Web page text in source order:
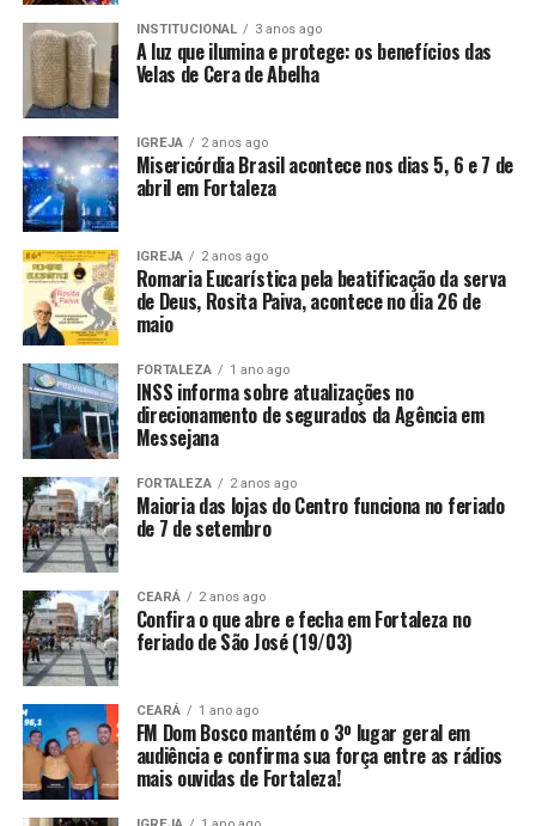
INSTITUCIONAL 3 anos ago
A luz que ilumina e protege: os benefícios das
Velas de Cera de Abelha
IGREJA 2 anos ago
Misericórdia Brasil acontece nos dias 5, 6 e 7 de
abril em Fortaleza
IGREJA 2 anos ago
Romaria Eucarística pela beatificação da serva
de Deus, Rosita Paiva, acontece no dia 26 de
maio
FORTALEZA 1 ano ago
INSS informa sobre atualizações no
direcionamento de segurados da Agência em
Messejana
FORTALEZA 2 anos ago
Maioria das lojas do Centro funciona no feriado
de 7 de setembro
CEARÁ 2 anos ago
Confira o que abre e fecha em Fortaleza no
feriado de São José (19/03)
CEARÁ 1 ano ago
FM Dom Bosco mantém o 3º lugar geral em
audiência e confirma sua força entre as rádios
mais ouvidas de Fortaleza!